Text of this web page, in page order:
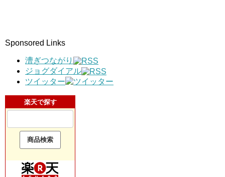
Sponsored Links
漕ぎつながり
ジョグダイアル
ツイッター
楽天で探す